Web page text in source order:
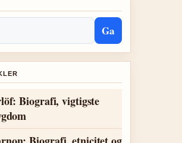
Ga
Biografi, vigtigste